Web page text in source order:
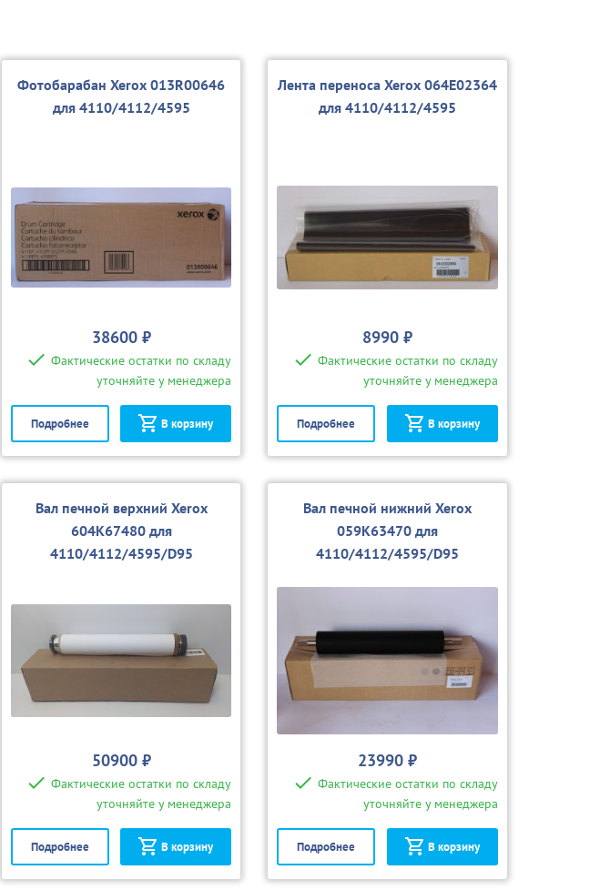
Фотобарабан Xerox 013R00646
для 4110/4112/4595
38600 ₽
Фактические остатки по складу
уточняйте у менеджера
Подробнее В корзину
Лента переноса Xerox 064E02364
для 4110/4112/4595
8990 ₽
Фактические остатки по складу
уточняйте у менеджера
Подробнее В корзину
Вал печной верхний Xerox
604K67480 для
4110/4112/4595/D95
50900 ₽
Фактические остатки по складу
уточняйте у менеджера
Подробнее В корзину
Вал печной нижний Xerox
059K63470 для
4110/4112/4595/D95
23990 ₽
Фактические остатки по складу
уточняйте у менеджера
Подробнее В корзину